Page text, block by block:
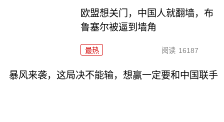
欧盟想关门，中国人就翻墙，布
鲁塞尔被逼到墙角
最热 阅读 16187
暴风来袭，这局决不能输，想赢一定要和中国联手